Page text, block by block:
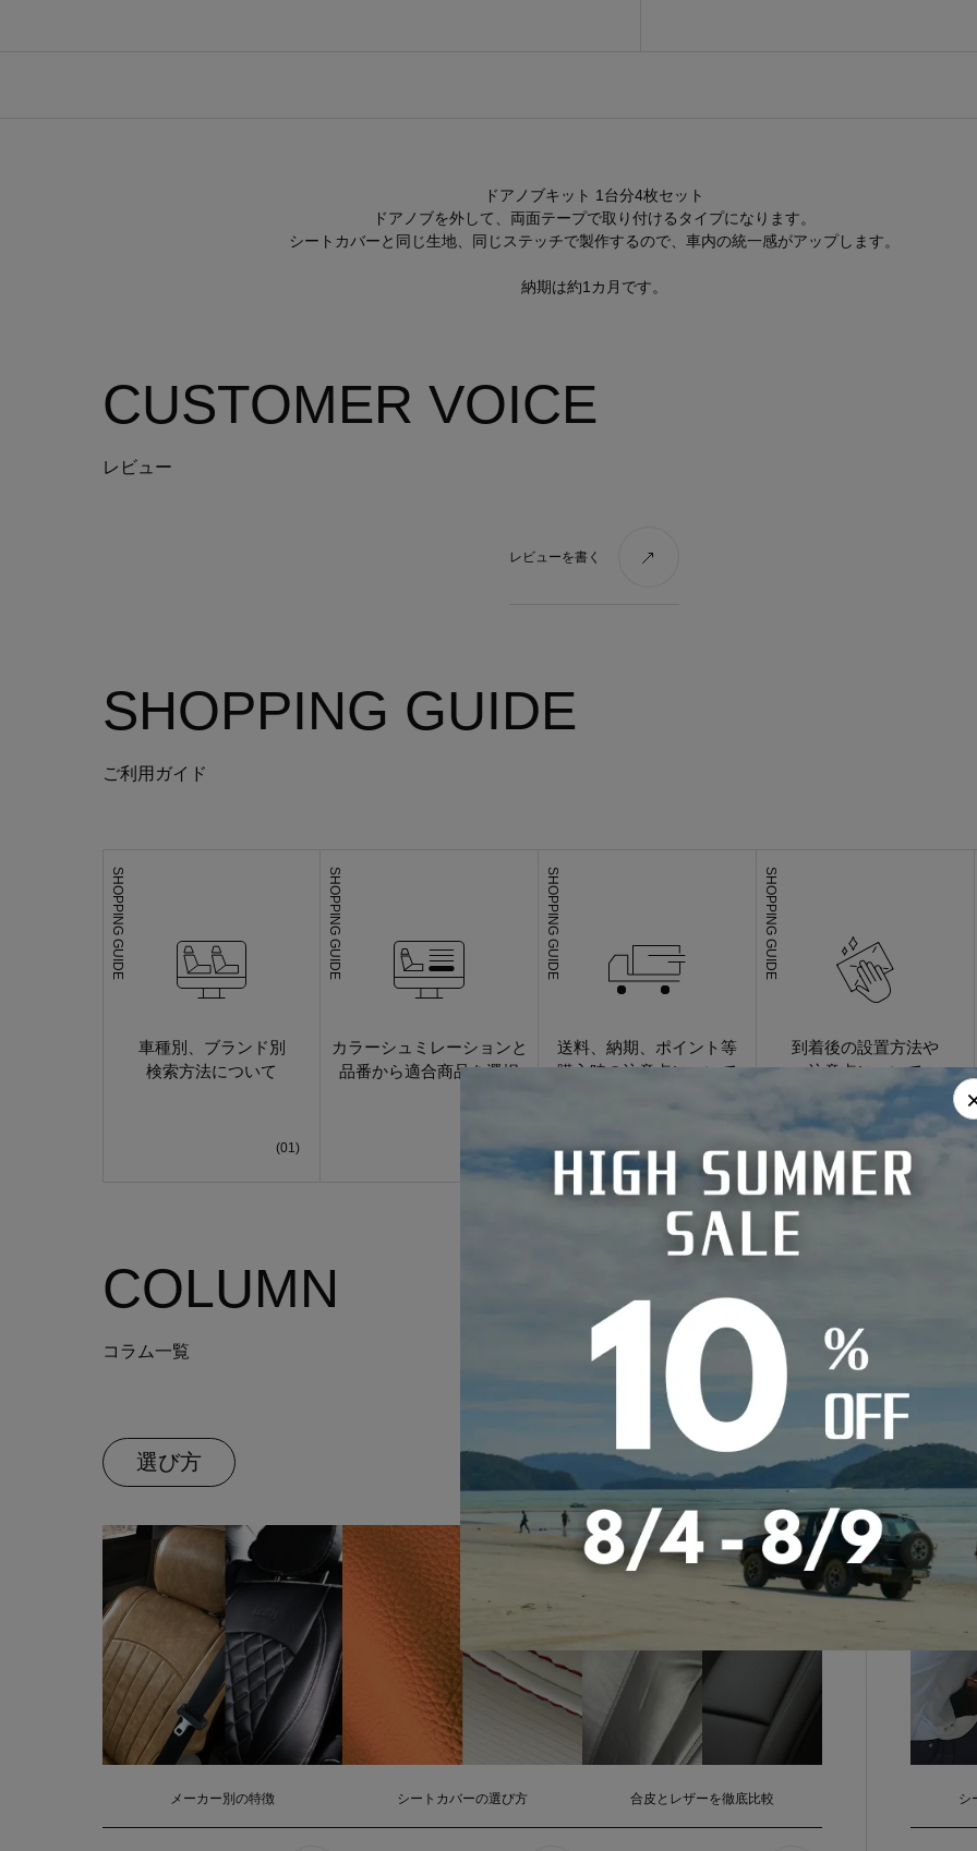
ドアノブキット 1台分4枚セット
ドアノブを外して、両面テープで取り付けるタイプになります。
シートカバーと同じ生地、同じステッチで製作するので、車内の統一感がアップします。
納期は約1カ月です。
CUSTOMERVOICE
レビュー
レビューを書く
SHOPPING GUIDE
ご利用ガイド
SHOPPING GUIDE
車種別、ブランド別
検索方法について
SHOPPING GUIDE
カラーシュミレーションと
品番から適合商品を選択
SHOPPING GUIDE
送料、納期、ポイント等
購入時の注意点について
SHOPPING GUIDE
到着後の設置方法や
注意点について
COLUMN
コラム一覧
選び方
メーカー別の特徴 シートカバーの選び方 合皮とレザーを徹底比較 シ